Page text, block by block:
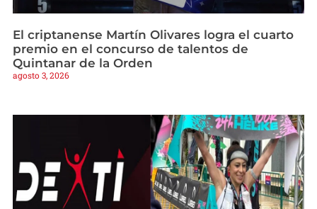
El criptanense Martín Olivares logra el cuarto
premio en el concurso de talentos de
Quintanar de la Orden
agosto 3, 2026